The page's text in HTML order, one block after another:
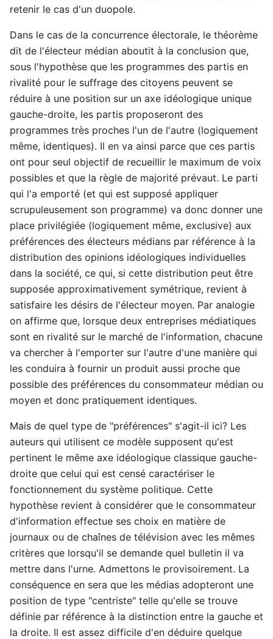
retenir le cas d'un duopole.
Dans le cas de la concurrence électorale, le théorème
dit de l'électeur médian aboutit à la conclusion que,
sous l'hypothèse que les programmes des partis en
rivalité pour le suffrage des citoyens peuvent se
réduire à une position sur un axe idéologique unique
gauche-droite, les partis proposeront des
programmes très proches l'un de l'autre (logiquement
même, identiques). Il en va ainsi parce que ces partis
ont pour seul objectif de recueillir le maximum de voix
possibles et que la règle de majorité prévaut. Le parti
qui l'a emporté (et qui est supposé appliquer
scrupuleusement son programme) va donc donner une
place privilégiée (logiquement même, exclusive) aux
préférences des électeurs médians par référence à la
distribution des opinions idéologiques individuelles
dans la société, ce qui, si cette distribution peut être
supposée approximativement symétrique, revient à
satisfaire les désirs de l'électeur moyen. Par analogie
on affirme que, lorsque deux entreprises médiatiques
sont en rivalité sur le marché de l'information, chacune
va chercher à l'emporter sur l'autre d'une manière qui
les conduira à fournir un produit aussi proche que
possible des préférences du consommateur médian ou
moyen et donc pratiquement identiques.
Mais de quel type de "préférences" s'agit-il ici? Les
auteurs qui utilisent ce modèle supposent qu'est
pertinent le même axe idéologique classique gauche-
droite que celui qui est censé caractériser le
fonctionnement du système politique. Cette
hypothèse revient à considérer que le consommateur
d'information effectue ses choix en matière de
journaux ou de chaînes de télévision avec les mêmes
critères que lorsqu'il se demande quel bulletin il va
mettre dans l'urne. Admettons le provisoirement. La
conséquence en sera que les médias adopteront une
position de type "centriste" telle qu'elle se trouve
définie par référence à la distinction entre la gauche et
la droite. Il est assez difficile d'en déduire quelque